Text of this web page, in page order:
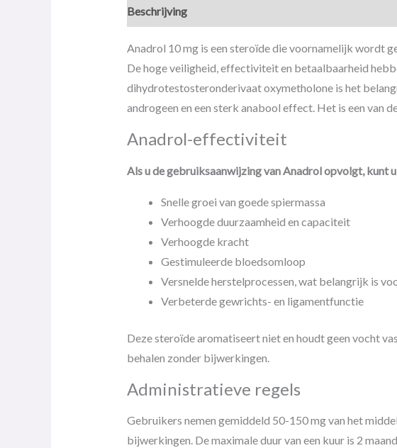
Beschrijving
Anadrol 10 mg is een steroïde die voornamelijk wordt
De hoge veiligheid, effectiviteit en betaalbaarheid
dihydrotestosteronderivaat oxymetholone is het
androgeen en een sterk anabool effect. Het is een van
Anadrol-effectiviteit
Als u de gebruiksaanwijzing van Anadrol opvolgt, kunt
Snelle groei van goede spiermassa
Verhoogde duurzaamheid en capaciteit
Verhoogde kracht
Gestimuleerde bloedsomloop
Versnelde herstelprocessen, wat belangrijk is
Verbeterde gewrichts- en ligamentfunctie
Deze steroïde aromatiseert niet en houdt geen vocht
behalen zonder bijwerkingen.
Administratieve regels
Gebruikers nemen gemiddeld 50-150 mg van het
bijwerkingen. De maximale duur van een kuur is 2